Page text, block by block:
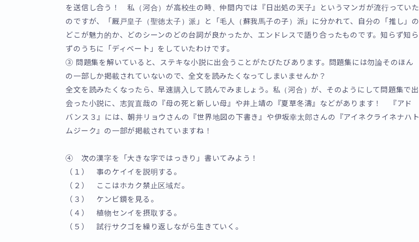
を送信し合う！ 私（河合）が高校生の時、仲間内では『日出処の天子』というマンガが流行っていた
のですが、「厩戸皇子（聖徳太子）派」と「毛人（蘇我馬子の子）派」に分かれて、自分の「推し」の
どこが魅力的か、どのシーンのどの台詞が良かったか、エンドレスで語り合ったものです。知らず知ら
ずのうちに「ディベート」をしていたわけです。
③ 問題集を解いていると、ステキな小説に出会うことがたびたびあります。問題集には勿論そのほん
の一部しか掲載されていないので、全文を読みたくなってしまいませんか？
全文を読みたくなったら、早速購入して読んでみましょう。私（河合）が、そのようにして問題集で出
会った小説に、志賀直哉の『母の死と新しい母』や井上靖の『夏草冬濤』などがあります！ 『アド
バンス３』には、朝井リョウさんの『世界地図の下書き』や伊坂幸太郎さんの『アイネクライネナハト
ムジーク』の一部が掲載されていますね！
④ 次の漢字を「大きな字ではっきり」書いてみよう！
（１） 事のケイイを説明する。
（２） ここはホカク禁止区域だ。
（３） ケンビ鏡を見る。
（４） 植物センイを摂取する。
（５） 試行サクゴを繰り返しながら生きていく。